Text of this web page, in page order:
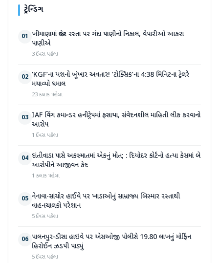
ટ્રેન્ડિંગ
01 ખીમાણામાં જાહેર રસ્તા પર ગંદા પાણીનો નિકાલ, વેપારીઓ આકરા
પાણીએ
3 દિવસ પહેલા
02 ‘KGF’ના યશનો ખૂંખાર અવતાર! ‘ટોક્સિક’ના 4:38 મિનિટના ટ્રેલરે
મચાવ્યો ધમાલ
23 કલાક પહેલા
03 IAF વિંગ કમાન્ડર હનીટ્રેપમાં ફસાયા, સંવેદનશીલ માહિતી લીક કરવાનો
આરોપ
1 દિવસ પહેલા
04 દાંતીવાડા પાસે અકસ્માતમાં એકનું મોત; : દિયોદર કોર્ટનો હત્યા કેસમાં બે
આરોપીને આજીવન કેદ
1 કલાક પહેલા
05 નેનાવા-સાંચોર હાઈવે પર ખાડાઓનું સામ્રાજ્ય બિસ્માર રસ્તાથી
વાહનચાલકો પરેશાન
5 દિવસ પહેલા
06 પાલનપુર-ડીસા હાઇવે પર એસઓજી પોલીસે 19.80 લાખનું મોર્ફિન
હિરોઈન ઝડપી પાડ્યું
5 દિવસ પહેલા